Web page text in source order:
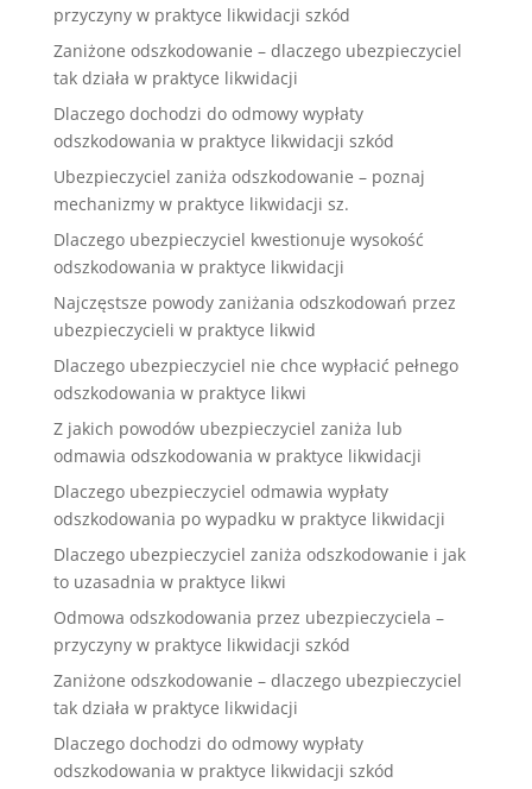
przyczyny w praktyce likwidacji szkód
Zaniżone odszkodowanie – dlaczego ubezpieczyciel
tak działa w praktyce likwidacji
Dlaczego dochodzi do odmowy wypłaty
odszkodowania w praktyce likwidacji szkód
Ubezpieczyciel zaniża odszkodowanie – poznaj
mechanizmy w praktyce likwidacji sz.
Dlaczego ubezpieczyciel kwestionuje wysokość
odszkodowania w praktyce likwidacji
Najczęstsze powody zaniżania odszkodowań przez
ubezpieczycieli w praktyce likwid
Dlaczego ubezpieczyciel nie chce wypłacić pełnego
odszkodowania w praktyce likwi
Z jakich powodów ubezpieczyciel zaniża lub
odmawia odszkodowania w praktyce likwidacji
Dlaczego ubezpieczyciel odmawia wypłaty
odszkodowania po wypadku w praktyce likwidacji
Dlaczego ubezpieczyciel zaniża odszkodowanie i jak
to uzasadnia w praktyce likwi
Odmowa odszkodowania przez ubezpieczyciela –
przyczyny w praktyce likwidacji szkód
Zaniżone odszkodowanie – dlaczego ubezpieczyciel
tak działa w praktyce likwidacji
Dlaczego dochodzi do odmowy wypłaty
odszkodowania w praktyce likwidacji szkód